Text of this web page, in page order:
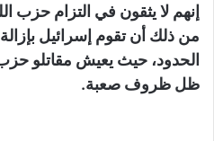
إنهم لا يثقون في التزام حزب
من ذلك أن تقوم إسرائيل بإزالة
الحدود، حيث يعيش مقاتلو
ظل ظروف صعبة.